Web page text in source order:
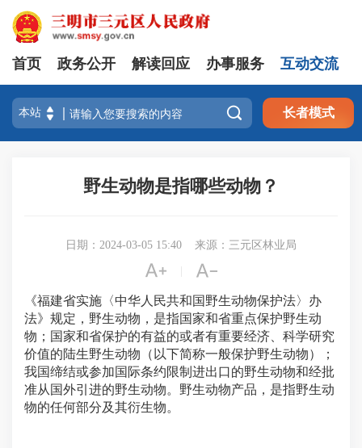
首页 政务公开 解读回应 办事服务 互动交流
 长者模式
野生动物是指哪些动物？
日期：2024-03-05 15:40 来源：三元区林业局
 
《福建省实施〈中华人民共和国野生动物保护法〉办
法》规定，野生动物，是指国家和省重点保护野生动
物；国家和省保护的有益的或者有重要经济、科学研究
价值的陆生野生动物（以下简称一般保护野生动物）；
我国缔结或参加国际条约限制进出口的野生动物和经批
准从国外引进的野生动物。野生动物产品，是指野生动
物的任何部分及其衍生物。